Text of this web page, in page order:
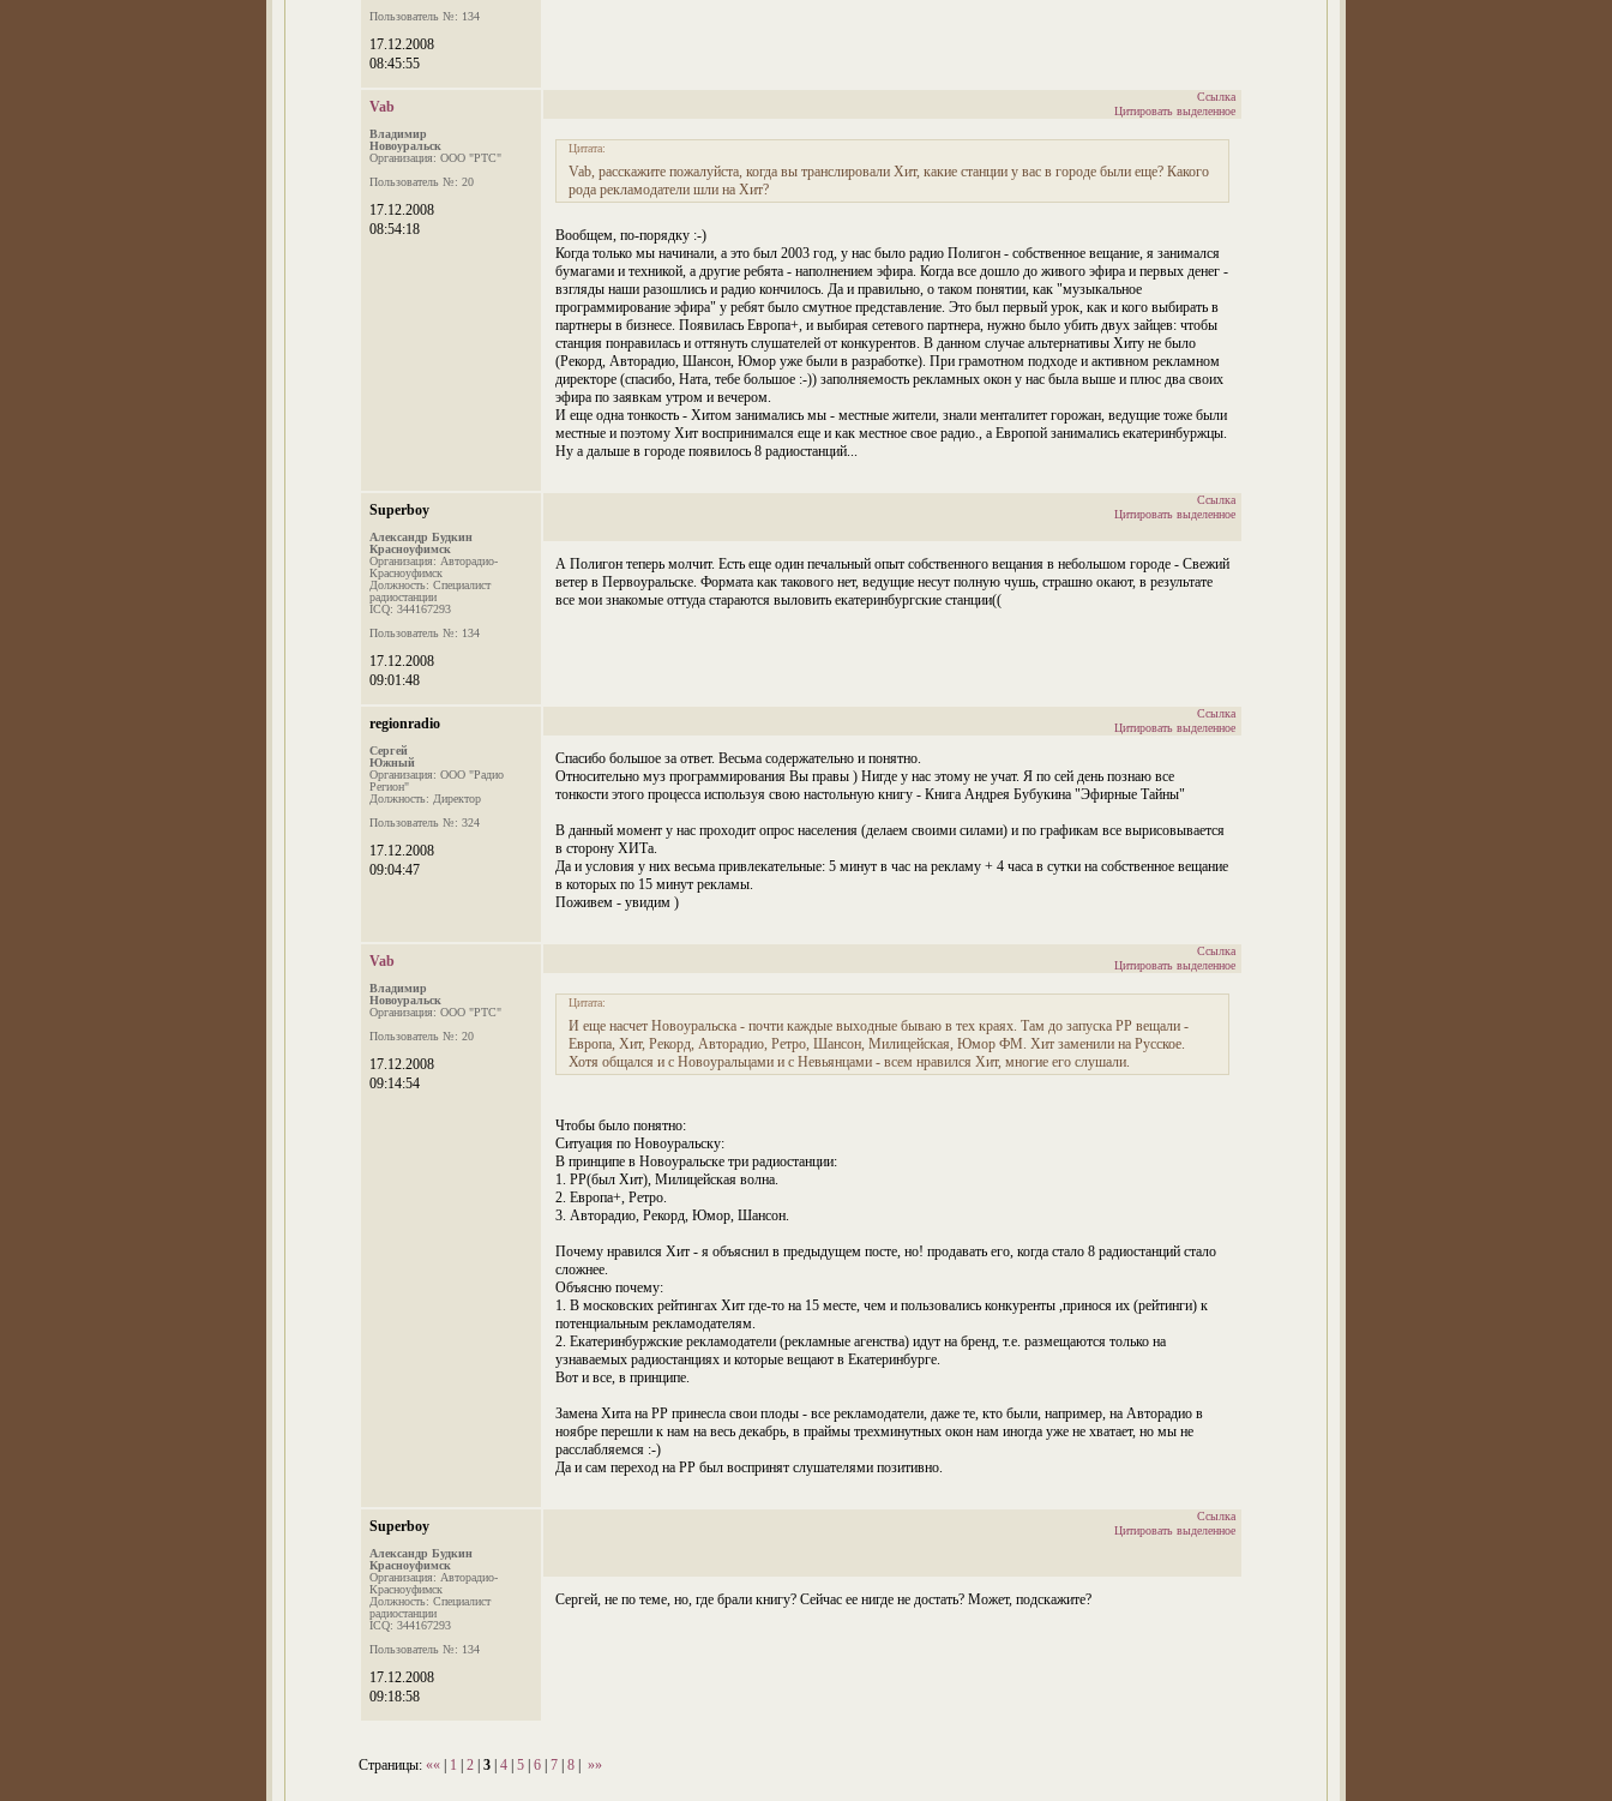
Пользователь №: 134
17.12.2008
08:45:55
Vab
Владимир
Новоуральск
Организация: ООО "РТС"
Пользователь №: 20
17.12.2008
08:54:18
Ссылка
Цитировать выделенное
Цитата:
Vab, расскажите пожалуйста, когда вы транслировали Хит, какие станции у вас в городе были еще? Какого
рода рекламодатели шли на Хит?
Вообщем, по-порядку :-)
Когда только мы начинали, а это был 2003 год, у нас было радио Полигон - собственное вещание, я занимался
бумагами и техникой, а другие ребята - наполнением эфира. Когда все дошло до живого эфира и первых денег -
взгляды наши разошлись и радио кончилось. Да и правильно, о таком понятии, как "музыкальное
программирование эфира" у ребят было смутное представление. Это был первый урок, как и кого выбирать в
партнеры в бизнесе. Появилась Европа+, и выбирая сетевого партнера, нужно было убить двух зайцев: чтобы
станция понравилась и оттянуть слушателей от конкурентов. В данном случае альтернативы Хиту не было
(Рекорд, Авторадио, Шансон, Юмор уже были в разработке). При грамотном подходе и активном рекламном
директоре (спасибо, Ната, тебе большое :-)) заполняемость рекламных окон у нас была выше и плюс два своих
эфира по заявкам утром и вечером.
И еще одна тонкость - Хитом занимались мы - местные жители, знали менталитет горожан, ведущие тоже были
местные и поэтому Хит воспринимался еще и как местное свое радио., а Европой занимались екатеринбуржцы.
Ну а дальше в городе появилось 8 радиостанций...
Superboy
Александр Будкин
Красноуфимск
Организация: Авторадио-
Красноуфимск
Должность: Специалист
радиостанции
ICQ: 344167293
Пользователь №: 134
17.12.2008
09:01:48
Ссылка
Цитировать выделенное
А Полигон теперь молчит. Есть еще один печальный опыт собственного вещания в небольшом городе - Свежий
ветер в Первоуральске. Формата как такового нет, ведущие несут полную чушь, страшно окают, в результате
все мои знакомые оттуда стараются выловить екатеринбургские станции((
regionradio
Сергей
Южный
Организация: ООО "Радио
Регион"
Должность: Директор
Пользователь №: 324
17.12.2008
09:04:47
Ссылка
Цитировать выделенное
Спасибо большое за ответ. Весьма содержательно и понятно.
Относительно муз программирования Вы правы ) Нигде у нас этому не учат. Я по сей день познаю все
тонкости этого процесса используя свою настольную книгу - Книга Андрея Бубукина "Эфирные Тайны"
В данный момент у нас проходит опрос населения (делаем своими силами) и по графикам все вырисовывается
в сторону ХИТа.
Да и условия у них весьма привлекательные: 5 минут в час на рекламу + 4 часа в сутки на собственное вещание
в которых по 15 минут рекламы.
Поживем - увидим )
Vab
Владимир
Новоуральск
Организация: ООО "РТС"
Пользователь №: 20
17.12.2008
09:14:54
Ссылка
Цитировать выделенное
Цитата:
И еще насчет Новоуральска - почти каждые выходные бываю в тех краях. Там до запуска РР вещали -
Европа, Хит, Рекорд, Авторадио, Ретро, Шансон, Милицейская, Юмор ФМ. Хит заменили на Русское.
Хотя общался и с Новоуральцами и с Невьянцами - всем нравился Хит, многие его слушали.
Чтобы было понятно:
Ситуация по Новоуральску:
В принципе в Новоуральске три радиостанции:
1. РР(был Хит), Милицейская волна.
2. Европа+, Ретро.
3. Авторадио, Рекорд, Юмор, Шансон.
Почему нравился Хит - я объяснил в предыдущем посте, но! продавать его, когда стало 8 радиостанций стало
сложнее.
Объясню почему:
1. В московских рейтингах Хит где-то на 15 месте, чем и пользовались конкуренты ,принося их (рейтинги) к
потенциальным рекламодателям.
2. Екатеринбуржские рекламодатели (рекламные агенства) идут на бренд, т.е. размещаются только на
узнаваемых радиостанциях и которые вещают в Екатеринбурге.
Вот и все, в принципе.
Замена Хита на РР принесла свои плоды - все рекламодатели, даже те, кто были, например, на Авторадио в
ноябре перешли к нам на весь декабрь, в праймы трехминутных окон нам иногда уже не хватает, но мы не
расслабляемся :-)
Да и сам переход на РР был воспринят слушателями позитивно.
Superboy
Александр Будкин
Красноуфимск
Организация: Авторадио-
Красноуфимск
Должность: Специалист
радиостанции
ICQ: 344167293
Пользователь №: 134
17.12.2008
09:18:58
Ссылка
Цитировать выделенное
Сергей, не по теме, но, где брали книгу? Сейчас ее нигде не достать? Может, подскажите?
Страницы: «« 1 2 3 4 5 6 7 8 »»